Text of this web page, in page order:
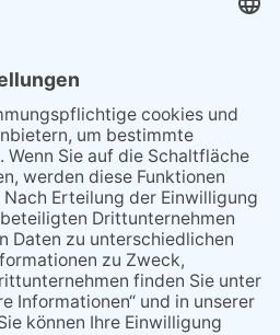
B455: Kleiner
statt weite Wege
Bahn-Computer nicht
kommunizieren
für überregionale
Tonne – Ein kleiner Blick
den Tellerand
durch Nutzung